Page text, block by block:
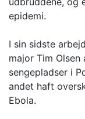
epidemi.
I sin sidste
major Tim
sengepladser i
andet haft
Ebola.